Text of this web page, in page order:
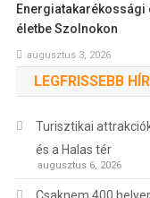
Energiatakarékossági
életbe Szolnokon
augusztus 3, 2026
LEGFRISSEBB
Turisztikai
és a Halas tér
augusztus 6, 2026
Csaknem 400